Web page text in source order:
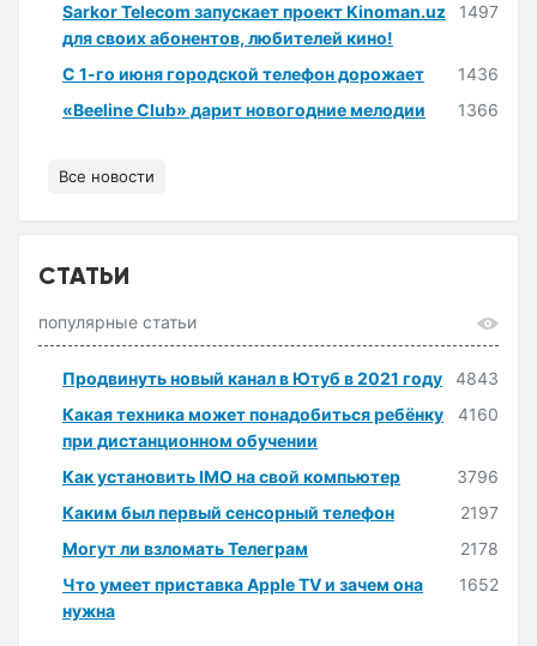
Sarkor Telecom запускает проект Kinoman.uz
для своих абонентов, любителей кино!
1497
С 1-го июня городской телефон дорожает
1436
«Beeline Club» дарит новогодние мелодии
1366
Все новости
СТАТЬИ
популярные статьи
Продвинуть новый канал в Ютуб в 2021 году
4843
Какая техника может понадобиться ребёнку
при дистанционном обучении
4160
Как установить IMO на свой компьютер
3796
Каким был первый сенсорный телефон
2197
Могут ли взломать Телеграм
2178
Что умеет приставка Apple TV и зачем она
нужна
1652